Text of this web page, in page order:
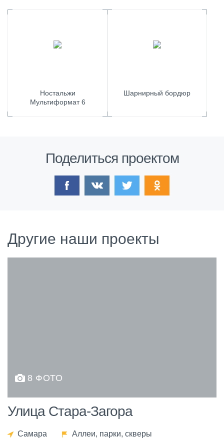
Ностальжи
Мультиформат 6
Шарнирный бордюр
Поделиться проектом
Другие наши проекты
8 ФОТО
Улица Стара-Загора
Самара Аллеи, парки, скверы